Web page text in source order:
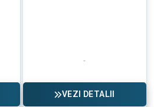
VEZI DETALII